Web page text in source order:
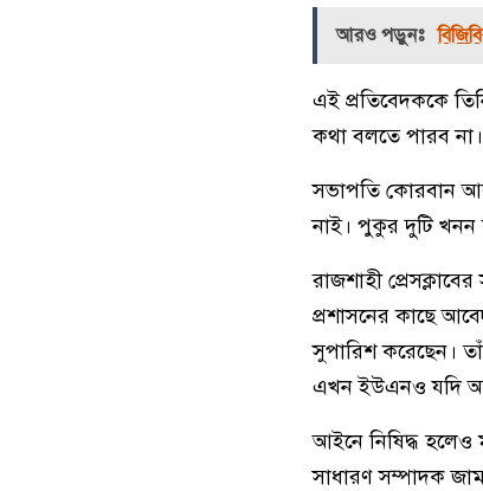
আরও পড়ুনঃ
এই প্রতিবেদককে
কথা বলতে পারব
সভাপতি কোরবান
নাই। পুকুর দুটি
রাজশাহী
প্রশাসনের কাছে
সুপারিশ করেছেন।
এখন ইউএনও যদি
আইনে নিষিদ্ধ হলেও
সাধারণ সম্পাদক